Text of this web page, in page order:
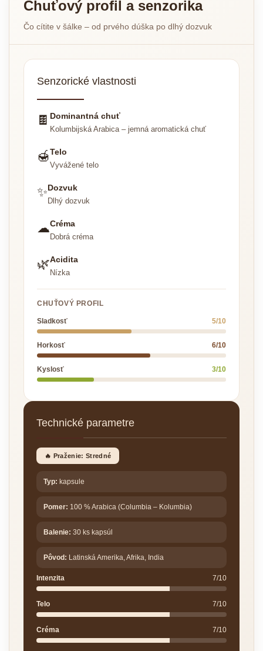
Chuťový profil a senzorika
Čo cítite v šálke – od prvého dúška po dlhý dozvuk
Senzorické vlastnosti
🍫 Dominantná chuť
Kolumbijská Arabica – jemná aromatická chuť
🍯Telo
Vyvážené telo
✨Dozvuk
Dlhý dozvuk
☁Créma
Dobrá créma
🌿Acidita
Nízka
CHUŤOVÝ PROFIL
Sladkosť 5/10
Horkosť 6/10
Kyslosť 3/10
Technické parametre
🔥 Praženie: Stredné
Typ: kapsule
Pomer: 100 % Arabica (Columbia – Kolumbia)
Balenie: 30 ks kapsúl
Pôvod: Latinská Amerika, Afrika, India
Intenzita 7/10
Telo 7/10
Créma 7/10